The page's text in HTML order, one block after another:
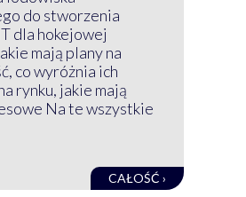
do stworzenia
dla hokejowej
mają plany na
co wyróżnia ich
rynku, jakie mają
Na te wszystkie
CAŁOŚĆ ›